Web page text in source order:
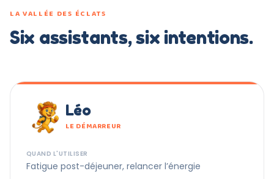
LA VALLÉE DES ÉCLATS
Six assistants, six intentions.
Léo
LE DÉMARREUR
QUAND L'UTILISER
Fatigue post-déjeuner, relancer l’énergie